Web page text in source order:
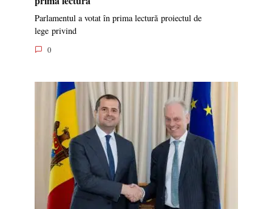
Parlamentul a votat în prima lectură proiectul de
lege privind
0